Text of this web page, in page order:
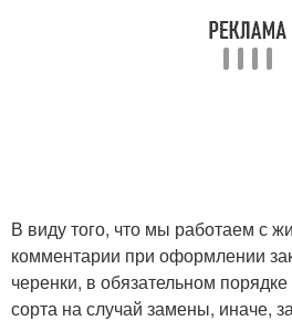
В виду того, что мы работаем с
комментарии при оформлении
черенки, в обязательном
сорта на случай замены, иначе,